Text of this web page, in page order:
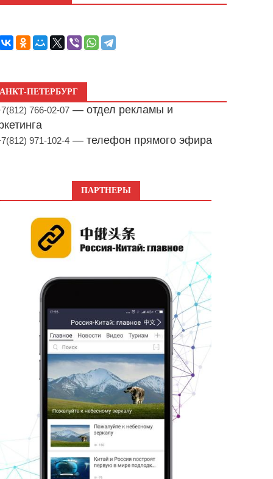
ПЕТЕРБУРГ
766-02-07 — отдел рекламы и
971-102-4 — телефон прямого эфира
ПАРТНЕРЫ